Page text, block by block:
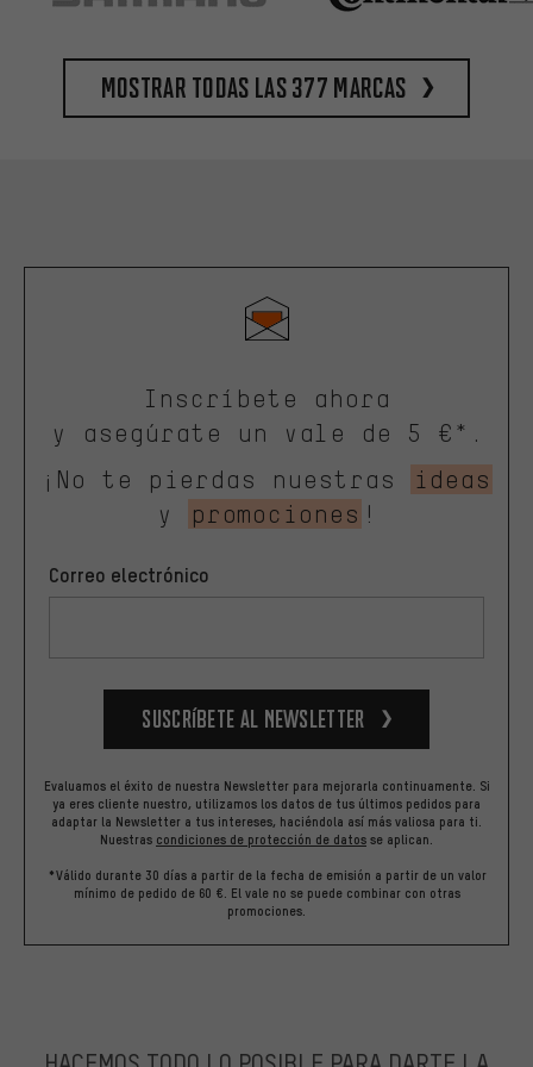
Mostrar todas las 377 marcas
Inscríbete ahora
y asegúrate un vale de 5 €*.
¡No te pierdas nuestras
ideas
y
promociones !
Correo electrónico
Suscríbete al newsletter
Evaluamos el éxito de nuestra Newsletter para mejorarla continuamente. Si
ya eres cliente nuestro, utilizamos los datos de tus últimos pedidos para
adaptar la Newsletter a tus intereses, haciéndola así más valiosa para ti.
Nuestras condiciones de protección de datos se aplican.
*Válido durante 30 días a partir de la fecha de emisión a partir de un valor
mínimo de pedido de 60 €. El vale no se puede combinar con otras
promociones.